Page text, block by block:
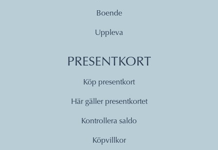
Boende
Uppleva
PRESENTKORT
Köp presentkort
Här gäller presentkortet
Kontrollera saldo
Köpvillkor